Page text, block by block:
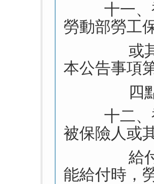
十一
勞動部勞工
或
本公告事項
四
十二
被保險人或
給
能給付時，